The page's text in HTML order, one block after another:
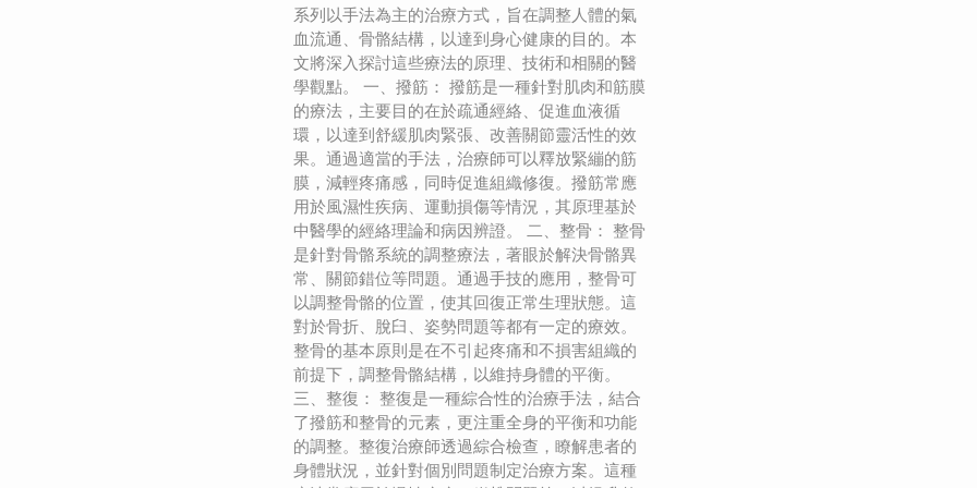
系列以手法為主的治療方式，旨在調整人體的氣
血流通、骨骼結構，以達到身心健康的目的。本
文將深入探討這些療法的原理、技術和相關的醫
學觀點。 一、撥筋： 撥筋是一種針對肌肉和筋膜
的療法，主要目的在於疏通經絡、促進血液循
環，以達到舒緩肌肉緊張、改善關節靈活性的效
果。通過適當的手法，治療師可以釋放緊繃的筋
膜，減輕疼痛感，同時促進組織修復。撥筋常應
用於風濕性疾病、運動損傷等情況，其原理基於
中醫學的經絡理論和病因辨證。 二、整骨： 整骨
是針對骨骼系統的調整療法，著眼於解決骨骼異
常、關節錯位等問題。通過手技的應用，整骨可
以調整骨骼的位置，使其回復正常生理狀態。這
對於骨折、脫臼、姿勢問題等都有一定的療效。
整骨的基本原則是在不引起疼痛和不損害組織的
前提下，調整骨骼結構，以維持身體的平衡。
三、整復： 整復是一種綜合性的治療手法，結合
了撥筋和整骨的元素，更注重全身的平衡和功能
的調整。整復治療師透過綜合檢查，瞭解患者的
身體狀況，並針對個別問題制定治療方案。這種